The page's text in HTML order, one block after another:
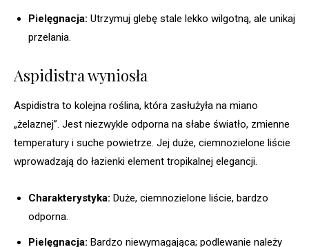
Pielęgnacja: Utrzymuj glebę stale lekko wilgotną, ale unikaj
przelania.
Aspidistra wyniosła
Aspidistra to kolejna roślina, która zasłużyła na miano
„żelaznej”. Jest niezwykle odporna na słabe światło, zmienne
temperatury i suche powietrze. Jej duże, ciemnozielone liście
wprowadzają do łazienki element tropikalnej elegancji.
Charakterystyka: Duże, ciemnozielone liście, bardzo
odporna.
Pielęgnacja: Bardzo niewymagająca; podlewanie należy